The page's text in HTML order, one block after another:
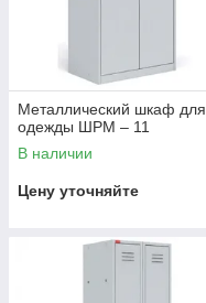
Металлический шкаф для
одежды ШРМ – 11
В наличии
Цену уточняйте